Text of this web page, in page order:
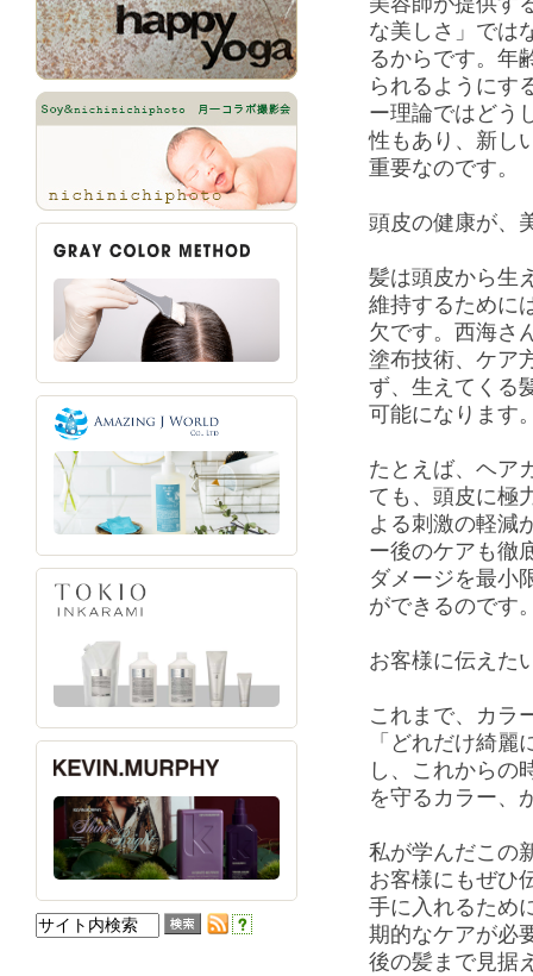
な美しさ」では
るからです。年
られるようにす
ー理論ではどう
性もあり、新し
重要なのです。
頭皮の健康が、
髪は頭皮から生
維持するために
欠です。西海さ
塗布技術、ケア
ず、生えてくる
可能になります
たとえば、ヘア
ても、頭皮に極
よる刺激の軽減
ー後のケアも徹
ダメージを最小
ができるのです
お客様に伝えた
これまで、カラ
「どれだけ綺
し、これからの
を守るカラー、
私が学んだこの
お客様にもぜひ
手に入れるため
期的なケアが必
後の髪まで見据